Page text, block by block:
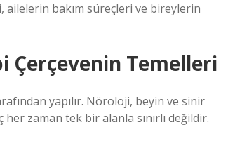
ailelerin bakım süreçleri ve bireylerin
Çerçevenin Temelleri
yapılır. Nöroloji, beyin ve sinir
zaman tek bir alanla sınırlı değildir.